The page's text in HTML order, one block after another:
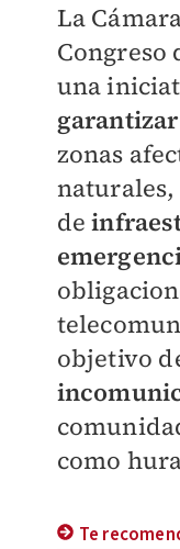
La
Congreso
una
zonas
de
objetivo
como
Te